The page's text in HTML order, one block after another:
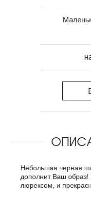
Небольшая черная
дополнит Ваш
люрексом, и